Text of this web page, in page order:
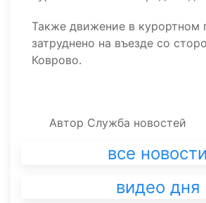
Также движение в курортном
затруднено на въезде со
Коврово.
Автор Служба новостей
все новости
видео дня